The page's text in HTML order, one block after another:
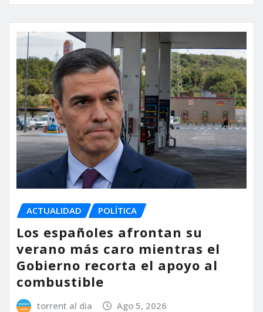
ACTUALIDAD POLÍTICA
Los españoles afrontan su
verano más caro mientras el
Gobierno recorta el apoyo al
combustible
torrent al dia Ago 5, 2026